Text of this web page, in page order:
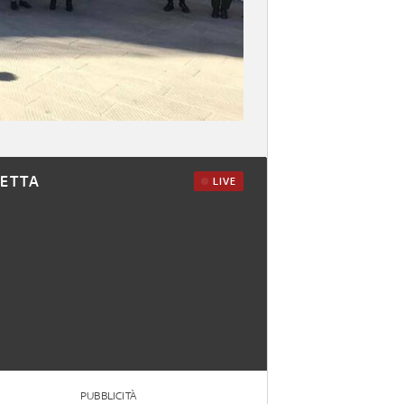
LIVE
PUBBLICITÀ